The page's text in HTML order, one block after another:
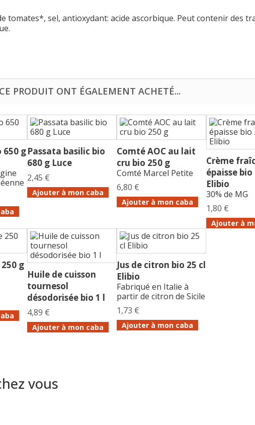
tomates*, sel, antioxydant: acide ascorbique. Peut contenir des
PRODUIT ONT ÉGALEMENT ACHETÉ...
gPassata basilic bio
680 g Luce
2,45 €
Ajouter à mon caba
Comté AOC au lait
cru bio 250 g
Comté Marcel Petite
6,80 €
Ajouter à mon caba
Crème
épaisse bio
Elibio
30% de MG
1,80 €
Ajouter à
g
Huile de cuisson
tournesol
désodorisée bio 1 l
4,89 €
Ajouter à mon caba
Jus de citron bio 25 cl
Elibio
Fabriqué en Italie à
partir de citron de Sicile
1,73 €
Ajouter à mon caba
vous